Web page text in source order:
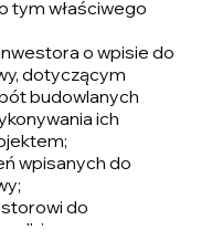
tym właściwego
o wpisie do
dotyczącym
budowlanych
ich
wpisanych do
do
odbioru